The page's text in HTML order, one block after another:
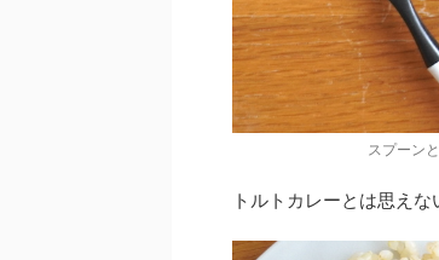
スプーン
トルトカレーとは思えな